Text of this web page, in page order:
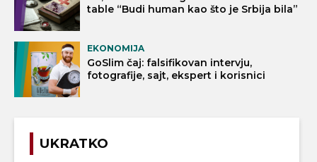
table “Budi human kao što je Srbija bila”
EKONOMIJA
GoSlim čaj: falsifikovan intervju,
fotografije, sajt, ekspert i korisnici
UKRATKO